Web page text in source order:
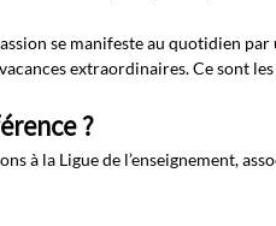
se manifeste au quotidien
extraordinaires. Ce sont
?
à la Ligue de l’enseignement,